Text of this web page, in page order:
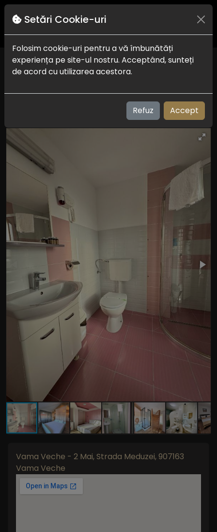
H by Hambar
Plaja: 230 m
16:00 la 22:00 - 9:00 la 12:00
Vama Veche - 2 Mai, Strada Meduzei, 907163
Vama Veche
Setări Cookie-uri
Folosim cookie-uri pentru a vă îmbunătăți
experiența pe site-ul nostru. Acceptând, sunteți
de acord cu utilizarea acestora.
Refuz Accept